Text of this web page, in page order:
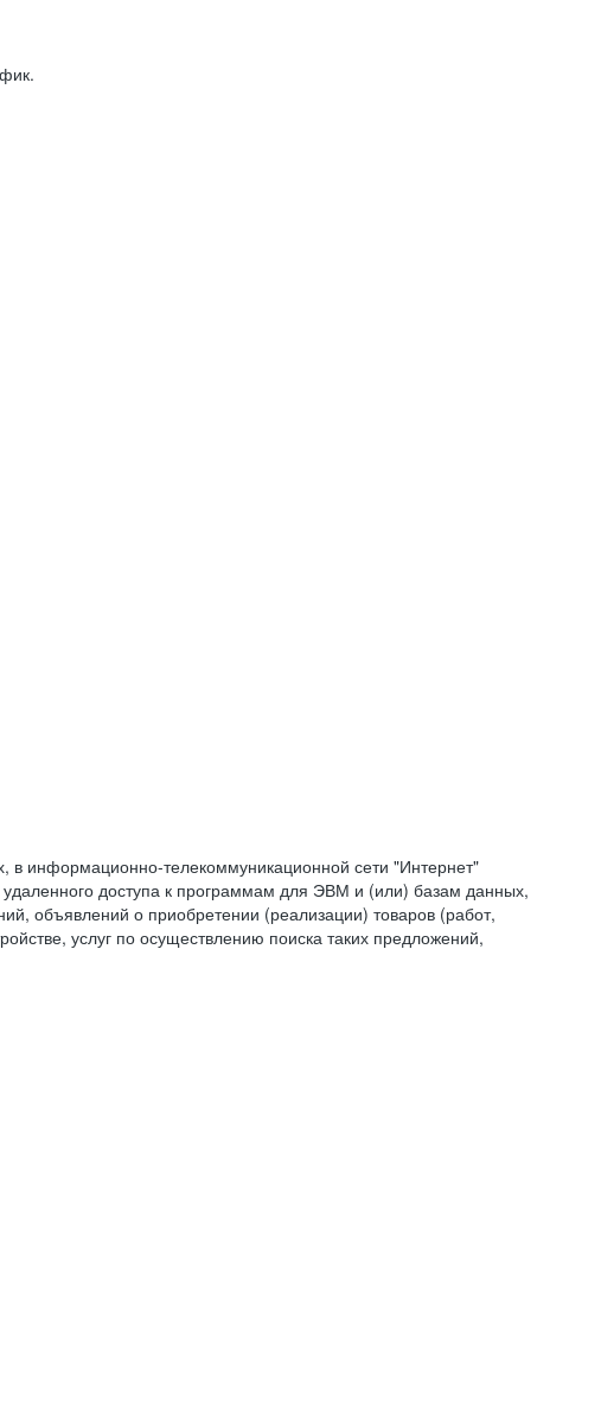
в информационно-телекоммуникационной сети "Интернет"
доступа к программам для ЭВМ и (или) базам данных,
объявлений о приобретении (реализации) товаров (работ,
услуг по осуществлению поиска таких предложений,